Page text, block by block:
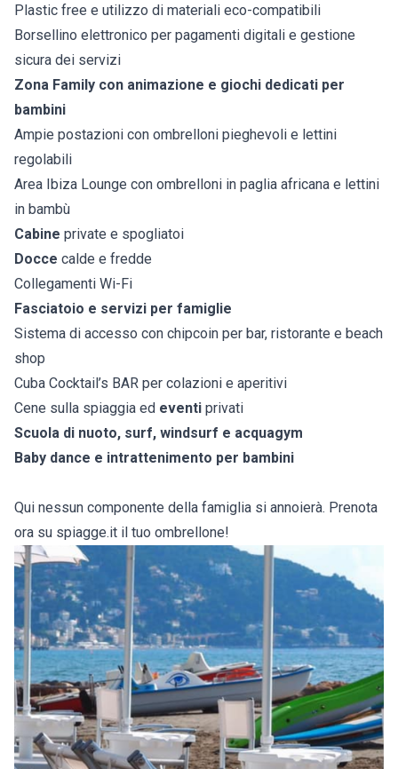
Plastic free e utilizzo di materiali eco-compatibili
Borsellino elettronico per pagamenti digitali e gestione
sicura dei servizi
Zona Family con animazione e giochi dedicati per
bambini
Ampie postazioni con ombrelloni pieghevoli e lettini
regolabili
Area Ibiza Lounge con ombrelloni in paglia africana e lettini
in bambù
Cabine private e spogliatoi
Docce calde e fredde
Collegamenti Wi-Fi
Fasciatoio e servizi per famiglie
Sistema di accesso con chipcoin per bar, ristorante e beach
shop
Cuba Cocktail’s BAR per colazioni e aperitivi
Cene sulla spiaggia ed eventi privati
Scuola di nuoto, surf, windsurf e acquagym
Baby dance e intrattenimento per bambini
Qui nessun componente della famiglia si annoierà. Prenota
ora su spiagge.it il tuo ombrellone!